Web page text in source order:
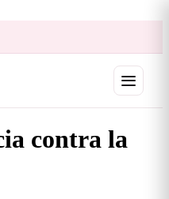
contra la